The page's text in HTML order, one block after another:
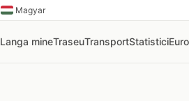
Magyar
Langa mineTraseuTransportStatistici